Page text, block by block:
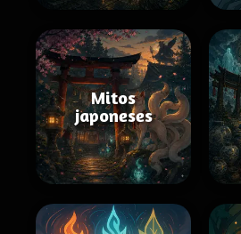
Mitos
japoneses